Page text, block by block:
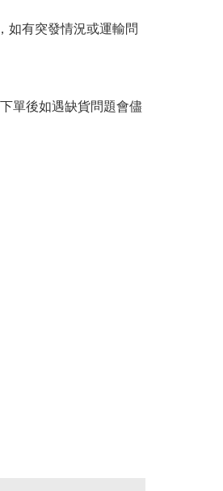
如有突發情況或運輸問
單後如遇缺貨問題會儘